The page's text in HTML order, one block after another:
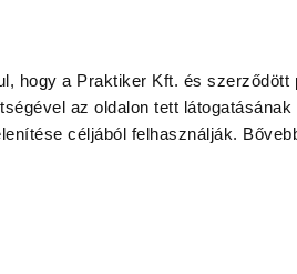
hogy a Praktiker Kft. és szerződött
az oldalon tett látogatásának
céljából felhasználják.